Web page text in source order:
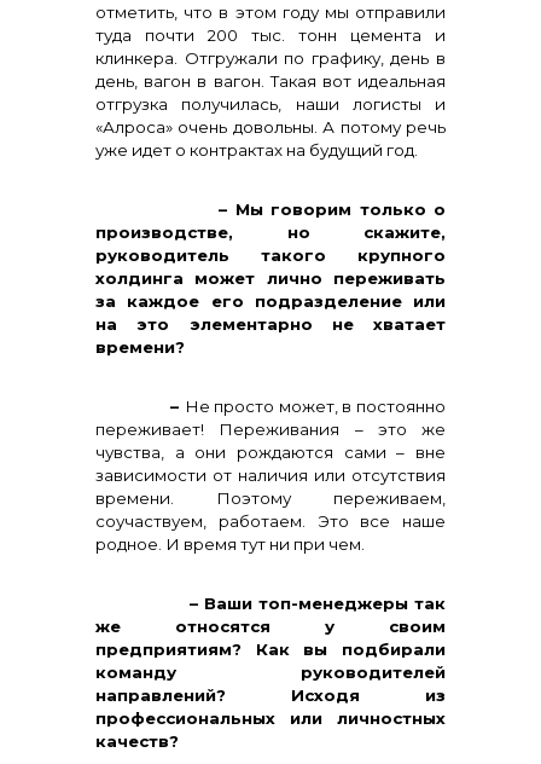
отметить, что в этом году мы отправили
туда почти 200 тыс. тонн цемента и
клинкера. Отгружали по графику, день в
день, вагон в вагон. Такая вот идеальная
отгрузка получилась, наши логисты и
«Алроса» очень довольны. А потому речь
уже идет о контрактах на будущий год.
– Мы говорим только о
производстве, но скажите,
руководитель такого крупного
холдинга может лично переживать
за каждое его подразделение или
на это элементарно не хватает
времени?
– Не просто может, в постоянно
переживает! Переживания – это же
чувства, а они рождаются сами – вне
зависимости от наличия или отсутствия
времени. Поэтому переживаем,
соучаствуем, работаем. Это все наше
родное. И время тут ни при чем.
– Ваши топ-менеджеры так
же относятся у своим
предприятиям? Как вы подбирали
команду руководителей
направлений? Исходя из
профессиональных или личностных
качеств?